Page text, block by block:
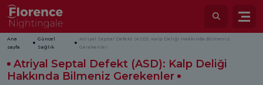
Ana
sayfa
Güncel
Sağlık
Atriyal Septal Defekt (ASD): Kalp Deliği Hakkında Bilmeniz
Gerekenler
Atriyal Septal Defekt (ASD): Kalp Deliği
Hakkında Bilmeniz Gerekenler